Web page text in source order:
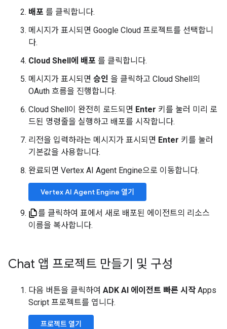
배포 를 클릭합니다.
메시지가 표시되면 Google Cloud 프로젝트를 선택합니
다.
Cloud Shell에 배포 를 클릭합니다.
메시지가 표시되면 승인 을 클릭하고 Cloud Shell의
OAuth 흐름을 진행합니다.
Cloud Shell이 완전히 로드되면 Enter 키를 눌러 미리 로
드된 명령줄을 실행하고 배포를 시작합니다.
리전을 입력하라는 메시지가 표시되면 Enter 키를 눌러
기본값을 사용합니다.
완료되면 Vertex AI Agent Engine으로 이동합니다.
Vertex AI Agent Engine 열기
를 클릭하여 표에서 새로 배포된 에이전트의 리소스
이름을 복사합니다.
Chat 앱 프로젝트 만들기 및 구성
다음 버튼을 클릭하여 ADK AI 에이전트 빠른 시작 Apps
Script 프로젝트를 엽니다.
프로젝트 열기